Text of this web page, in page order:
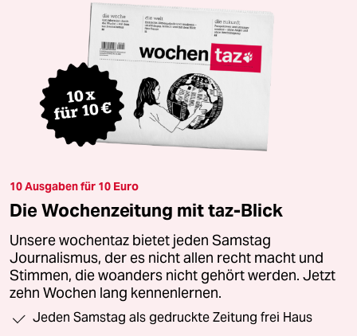
10 Ausgaben für 10 Euro
Die Wochenzeitung mit taz-Blick
Unsere wochentaz bietet jeden Samstag
Journalismus, der es nicht allen recht macht und
Stimmen, die woanders nicht gehört werden. Jetzt
zehn Wochen lang kennenlernen.
Jeden Samstag als gedruckte Zeitung frei Haus